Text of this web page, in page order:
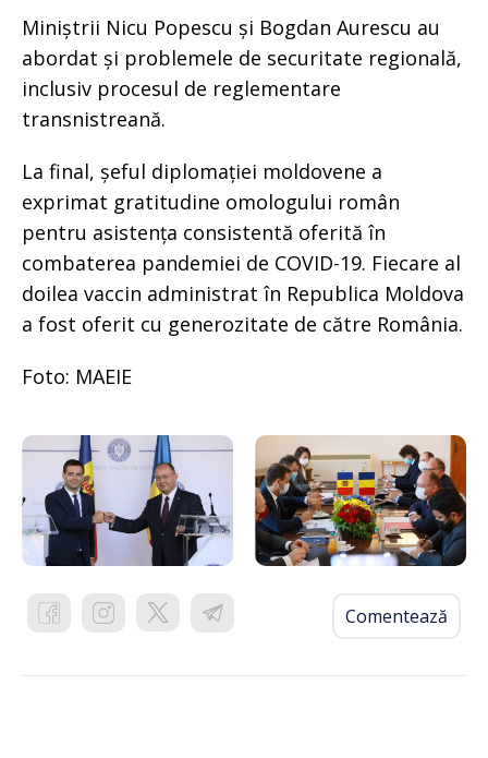
Miniștrii Nicu Popescu și Bogdan Aurescu au
abordat și problemele de securitate regională,
inclusiv procesul de reglementare
transnistreană.
La final, șeful diplomației moldovene a
exprimat gratitudine omologului român
pentru asistența consistentă oferită în
combaterea pandemiei de COVID-19. Fiecare al
doilea vaccin administrat în Republica Moldova
a fost oferit cu generozitate de către România.
Foto: MAEIE
Comentează